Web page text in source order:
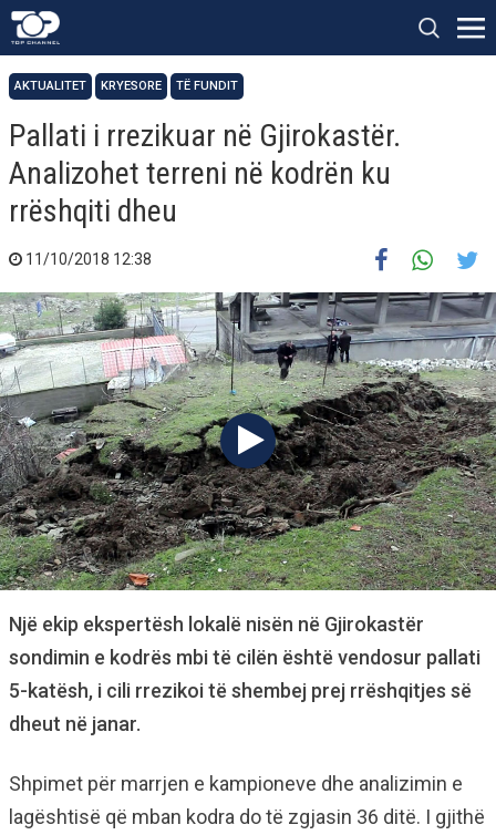
AKTUALITET KRYESORE TË FUNDIT
Pallati i rrezikuar në Gjirokastër.
Analizohet terreni në kodrën ku
rrëshqiti dheu
11/10/2018 12:38
Një ekip ekspertësh lokalë nisën në Gjirokastër
sondimin e kodrës mbi të cilën është vendosur pallati
5-katësh, i cili rrezikoi të shembej prej rrëshqitjes së
dheut në janar.
Shpimet për marrjen e kampioneve dhe analizimin e
lagështisë që mban kodra do të zgjasin 36 ditë. I gjithë